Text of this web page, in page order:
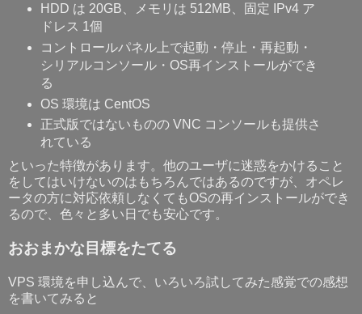
HDD は 20GB、メモリは 512MB、固定 IPv4 ア
ドレス 1個
コントロールパネル上で起動・停止・再起動・
シリアルコンソール・OS再インストールができ
る
OS 環境は CentOS
正式版ではないものの VNC コンソールも提供さ
れている
といった特徴があります。他のユーザに迷惑をかけること
をしてはいけないのはもちろんではあるのですが、オペレ
ータの方に対応依頼しなくてもOSの再インストールができ
るので、色々と多い日でも安心です。
おおまかな目標をたてる
VPS 環境を申し込んで、いろいろ試してみた感覚での感想
を書いてみると